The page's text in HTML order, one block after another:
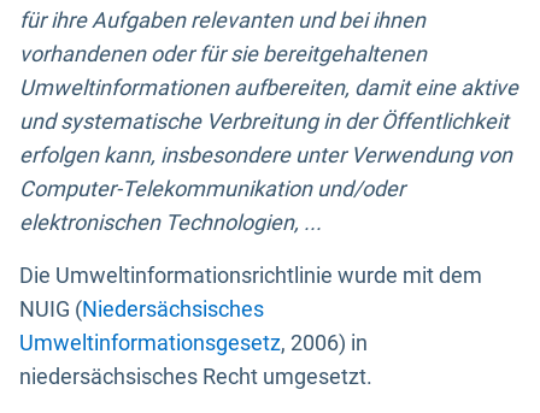
für ihre Aufgaben relevanten und bei ihnen
vorhandenen oder für sie bereitgehaltenen
Umweltinformationen aufbereiten, damit eine aktive
und systematische Verbreitung in der Öffentlichkeit
erfolgen kann, insbesondere unter Verwendung von
Computer-Telekommunikation und/oder
elektronischen Technologien, ...
Die Umweltinformationsrichtlinie wurde mit dem
NUIG (Niedersächsisches
Umweltinformationsgesetz, 2006) in
niedersächsisches Recht umgesetzt.